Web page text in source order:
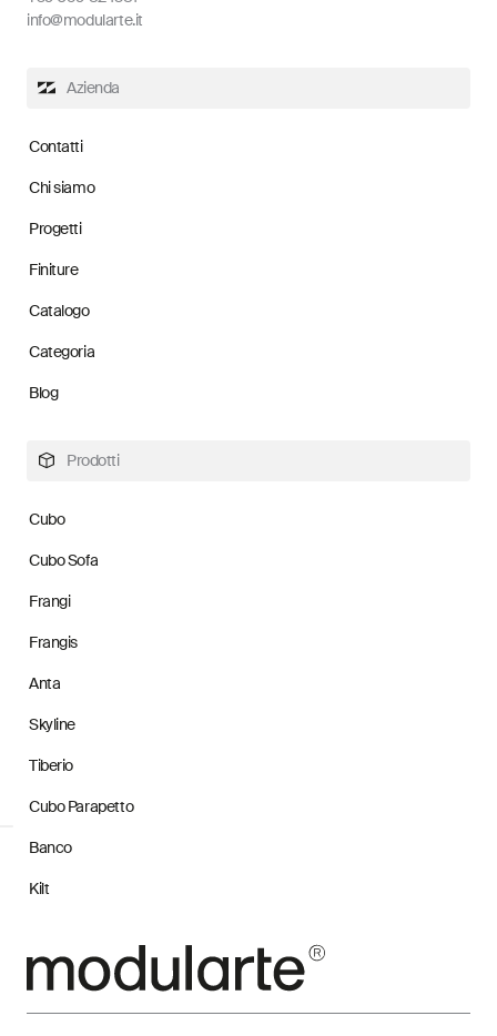
info@modularte.it
Azienda
Contatti
Chi siamo
Progetti
Finiture
Catalogo
Categoria
Blog
Prodotti
Cubo
Cubo Sofa
Frangi
Frangis
Anta
Skyline
Tiberio
Cubo Parapetto
Banco
Kilt